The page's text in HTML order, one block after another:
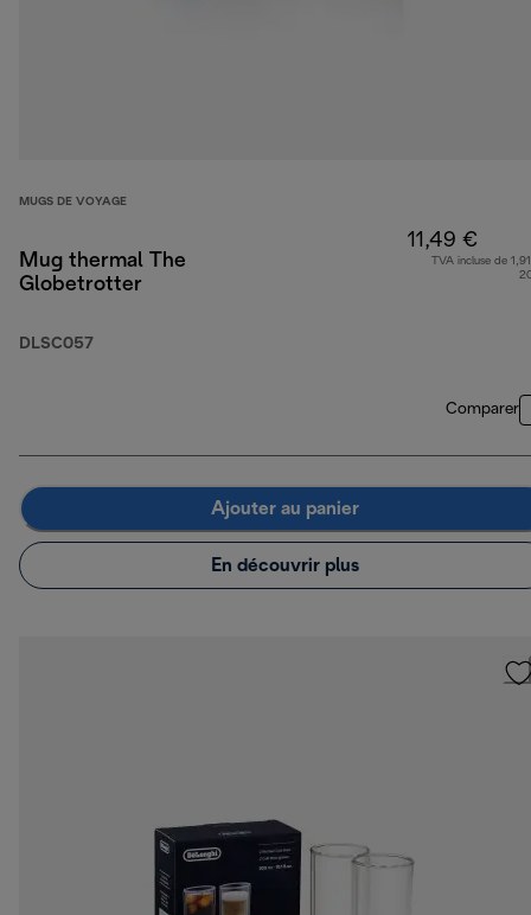
MUGS DE VOYAGE
Mug thermal The
Globetrotter
DLSC057
11,49 €
TVA incluse de
Comparer
Ajouter au panier
En découvrir plus